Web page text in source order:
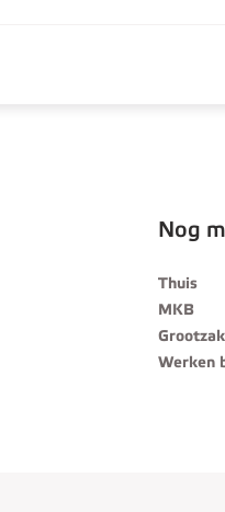
Nog
Thuis
MKB
Werken